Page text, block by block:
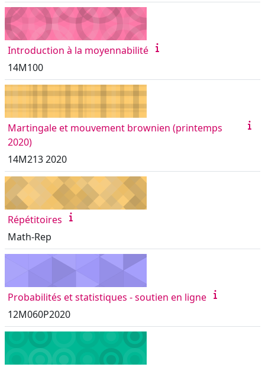
Introduction à la moyennabilité
14M100
Martingale et mouvement brownien (printemps
2020)
14M213 2020
Répétitoires
Math-Rep
Probabilités et statistiques - soutien en ligne
12M060P2020